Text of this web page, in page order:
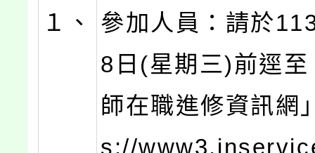
１、
參加人員：請於
8日(星期三)前逕
師在職進修資訊網
s://